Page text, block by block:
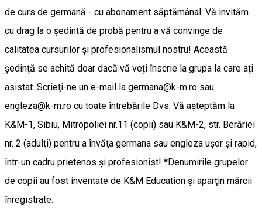
de curs de germană - cu abonament săptămânal. Vă invităm
cu drag la o şedintă de probă pentru a vă convinge de
calitatea cursurilor şi profesionalismul nostru! Această
ședință se achită doar dacă vă veți înscrie la grupa la care ați
asistat. Scrieţi-ne un e-mail la germana@k-m.ro sau
engleza@k-m.ro cu toate întrebările Dvs. Vă aşteptăm la
K&M-1, Sibiu, Mitropoliei nr.11 (copii) sau K&M-2, str. Berăriei
nr. 2 (adulţi) pentru a învăţa germana sau engleza uşor şi rapid,
într-un cadru prietenos şi profesionist! *Denumirile grupelor
de copii au fost inventate de K&M Education şi aparţin mărcii
înregistrate.